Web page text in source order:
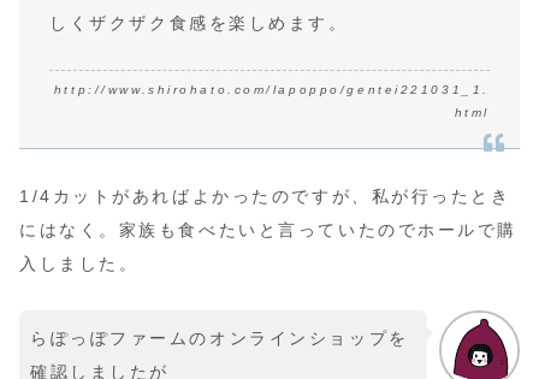
しくザクザク食感を楽しめます。
http://www.shirohato.com/lapoppo/gentei221031_1.
html
1/4カットがあればよかったのですが、私が行ったとき
にはなく。家族も食べたいと言っていたのでホールで購
入しました。
らぽっぽファームのオンラインショップを
確認しましたが